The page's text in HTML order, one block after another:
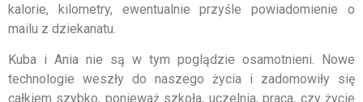
kalorie, kilometry, ewentualnie przyśle powiadomienie o
mailu z dziekanatu.
Kuba i Ania nie są w tym poglądzie osamotnieni. Nowe
technologie weszły do naszego życia i zadomowiły się
całkiem szybko, ponieważ szkoła, uczelnia, praca, czy życie